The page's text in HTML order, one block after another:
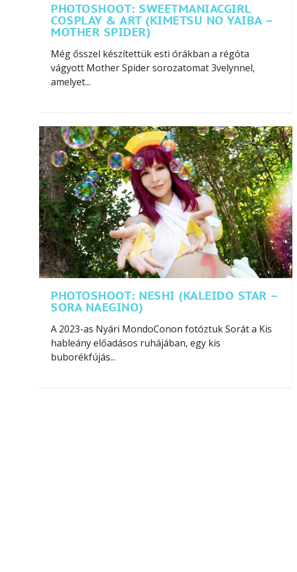
PHOTOSHOOT: SWEETMANIACGIRL
COSPLAY & ART (KIMETSU NO YAIBA –
MOTHER SPIDER)
Még ősszel készítettük esti órákban a régóta
vágyott Mother Spider sorozatomat 3velynnel,
amelyet...
PHOTOSHOOT: NESHI (KALEIDO STAR –
SORA NAEGINO)
A 2023-as Nyári MondoConon fotóztuk Sorát a Kis
hableány előadásos ruhájában, egy kis
buborékfújás...